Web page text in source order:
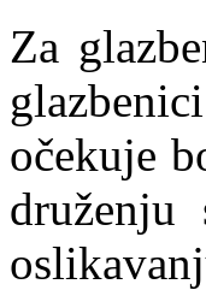
Za
očekuje
druženju